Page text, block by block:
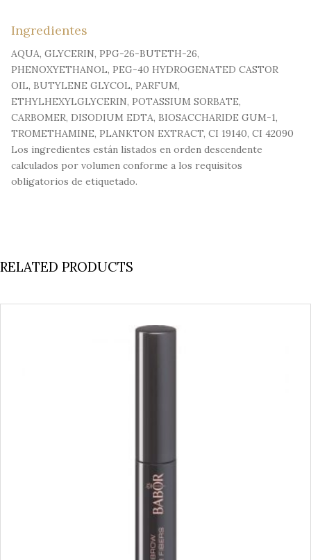
Ingredientes
AQUA, GLYCERIN, PPG-26-BUTETH-26,
PHENOXYETHANOL, PEG-40 HYDROGENATED CASTOR
OIL, BUTYLENE GLYCOL, PARFUM,
ETHYLHEXYLGLYCERIN, POTASSIUM SORBATE,
CARBOMER, DISODIUM EDTA, BIOSACCHARIDE GUM-1,
TROMETHAMINE, PLANKTON EXTRACT, CI 19140, CI 42090
Los ingredientes están listados en orden descendente
calculados por volumen conforme a los requisitos
obligatorios de etiquetado.
RELATED PRODUCTS